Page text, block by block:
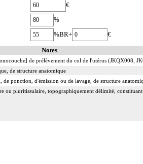
€
%
%BR+ €
Notes
de prélèvement du col de l'utérus (JKQX008,
de structure anatomique
ponction, d'émission ou de lavage, de structure
ou pluritissulaire, topographiquement délimité,
multiples, quels que soient leur nombre et leurs